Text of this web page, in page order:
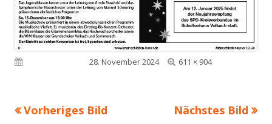
Veröffentlicht am28. November 2024
Volle
611 × 904
Vorheriges Bild Nächstes Bild